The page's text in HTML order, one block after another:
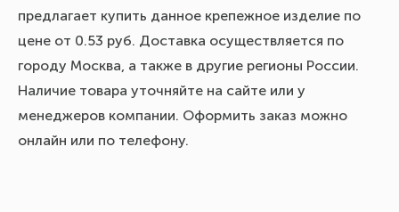
предлагает купить данное крепежное изделие по
цене от 0.53 руб. Доставка осуществляется по
городу Москва, а также в другие регионы России.
Наличие товара уточняйте на сайте или у
менеджеров компании. Оформить заказ можно
онлайн или по телефону.